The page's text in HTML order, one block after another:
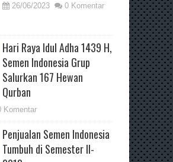
26/06/2023 0 Komentar
Hari Raya Idul Adha 1439 H,
Semen Indonesia Grup
Salurkan 167 Hewan
Qurban
Komentar
Penjualan Semen Indonesia
Tumbuh di Semester II-